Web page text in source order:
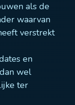
als de
waarvan
verstrekt
en
wel
ter